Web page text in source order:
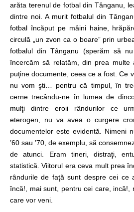
arăta terenul de fotbal din Tânganu,
dintre noi. A murit fotbalul din
fotbal încăput pe mâini haine,
circulă „un zvon ca o boare” prin
fotbalul din Tânganu (sperăm să
încercăm să relatăm, din prea multe
puţine documente, ceea ce a fost. Ce
nu vom şti… pentru că timpul, în
cerne trecându-ne în lumea de
mulţi dintre eroii rândurilor ce
eterogen, nu va avea o curgere
documentelor este evidentă. Nimeni
’60 sau ’70, de exemplu, să
de atunci. Eram tineri, distraţi,
statistică. Viitorul era ceva mult prea
rândurile de faţă sunt despre cei ce
încă!, mai sunt, pentru cei care, incă!,
care vor veni.